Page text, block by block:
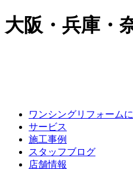
大阪・兵庫・
ワンシングリフォーム
サービス
施工事例
スタッフブログ
店舗情報